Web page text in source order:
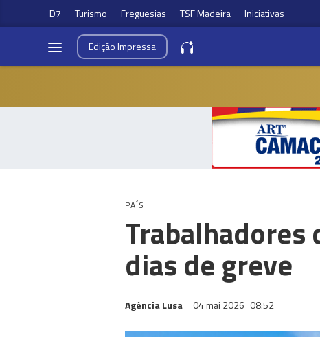
D7 Turismo Freguesias TSF Madeira Iniciativas
EdiçãoImpressa
PAÍS
Trabalhadores
dias de greve
Agência Lusa 04 mai 2026 08:52